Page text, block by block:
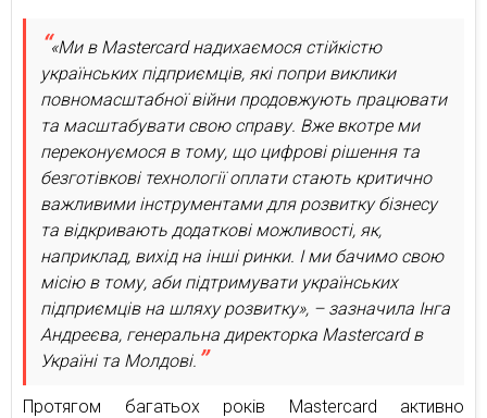
«Ми в Mastercard надихаємося стійкістю
українських підприємців, які попри виклики
повномасштабної війни продовжують працювати
та масштабувати свою справу. Вже вкотре ми
переконуємося в тому, що цифрові рішення та
безготівкові технології оплати стають критично
важливими інструментами для розвитку бізнесу
та відкривають додаткові можливості, як,
наприклад, вихід на інші ринки. І ми бачимо свою
місію в тому, аби підтримувати українських
підприємців на шляху розвитку», – зазначила Інга
Андреєва, генеральна директорка Mastercard в
Україні та Молдові.
Протягом багатьох років Mastercard активно